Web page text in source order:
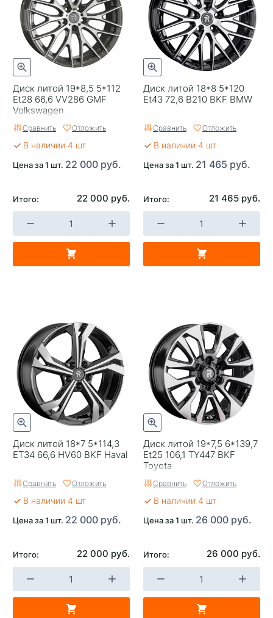
Вылет
37
ЦО
66,6
Ширина (диски)
8
Применяемость
Haval
Тип диска
Гарантия
1 год
Цвет
Серый с полировкой
Страна изготовителя
Китай
Replica
0
Завод изготовитель
Диск литой 19*8,5 5*112
Et28 66,6 VV286 GMF
Volkswagen
Сравнить Отложить
В наличии 4 шт
Цена за 1 шт. 22 000 руб.
Итого: 22 000 руб.
Диск литой 18*8 5*120
Et43 72,6 B210 BKF BMW
Сравнить Отложить
В наличии 4 шт
Цена за 1 шт. 21 465 руб.
Итого: 21 465 руб.
Диск литой 18*7 5*114,3
ET34 66,6 HV60 BKF Haval
Сравнить Отложить
В наличии 4 шт
Цена за 1 шт. 22 000 руб.
Итого: 22 000 руб.
Диск литой 19*7,5 6*139,7
Et25 106,1 TY447 BKF
Toyota
Сравнить Отложить
В наличии 4 шт
Цена за 1 шт. 26 000 руб.
Итого: 26 000 руб.